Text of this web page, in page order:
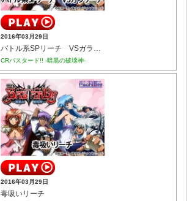
2016年03月29日
バトル系SPリーチ VSガラリーチ
CRバスタード!! -暗黒の破壊神-
2016年03月29日
毒吸いリーチ